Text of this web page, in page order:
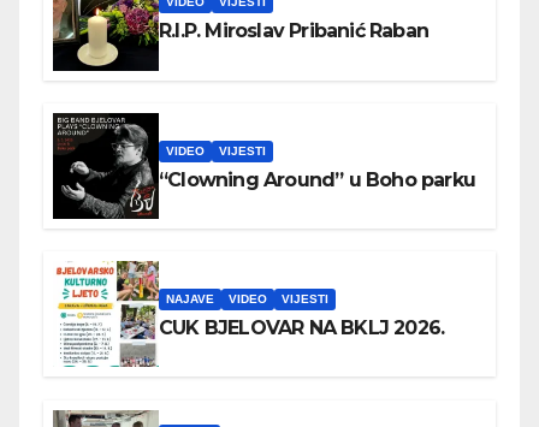
R.I.P. Miroslav Pribanić Raban
VIDEO VIJESTI
“Clowning Around” u Boho parku
NAJAVE VIDEO VIJESTI
CUK BJELOVAR NA BKLJ 2026.